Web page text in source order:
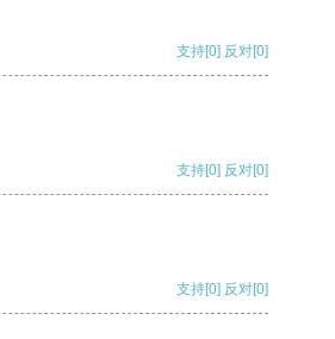
支持[0] 反对[0]
支持[0] 反对[0]
支持[0] 反对[0]